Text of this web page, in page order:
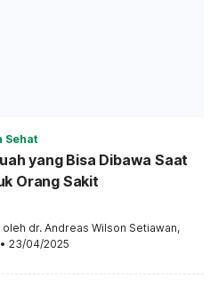
Sehat
yang Bisa Dibawa Saat
Orang Sakit
oleh dr. Andreas Wilson Setiawan,
• 23/04/2025